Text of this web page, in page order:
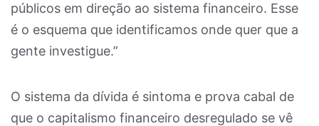
públicos em direção ao sistema financeiro. Esse
é o esquema que identificamos onde quer que a
gente investigue.”
O sistema da dívida é sintoma e prova cabal de
que o capitalismo financeiro desregulado se vê